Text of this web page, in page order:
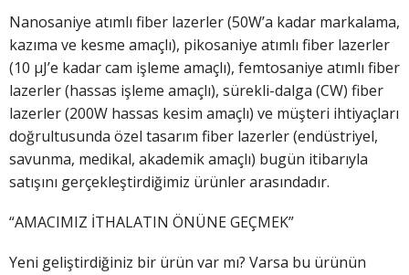
Nanosaniye atımlı fiber lazerler (50W’a kadar markalama,
kazıma ve kesme amaçlı), pikosaniye atımlı fiber lazerler
(10 μJ’e kadar cam işleme amaçlı), femtosaniye atımlı fiber
lazerler (hassas işleme amaçlı), sürekli-dalga (CW) fiber
lazerler (200W hassas kesim amaçlı) ve müşteri ihtiyaçları
doğrultusunda özel tasarım fiber lazerler (endüstriyel,
savunma, medikal, akademik amaçlı) bugün itibarıyla
satışını gerçekleştirdiğimiz ürünler arasındadır.
“AMACIMIZ İTHALATIN ÖNÜNE GEÇMEK”
Yeni geliştirdiğiniz bir ürün var mı? Varsa bu ürünün